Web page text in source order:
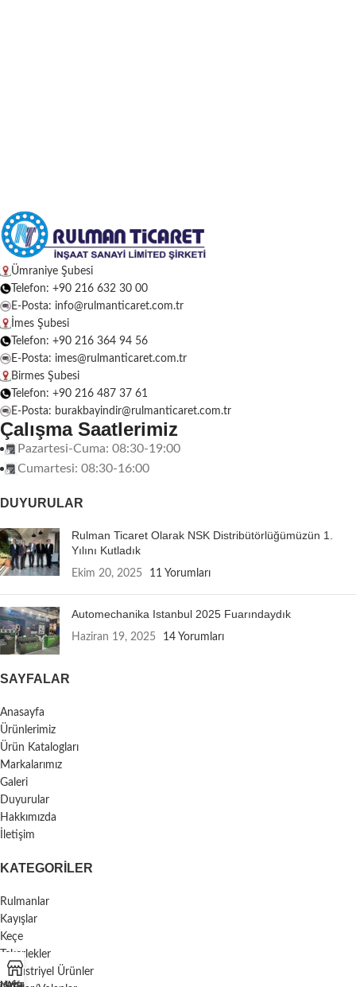
Ümraniye Şubesi
Telefon: +90 216 632 30 00
E-Posta: info@rulmanticaret.com.tr
İmes Şubesi
Telefon: +90 216 364 94 56
E-Posta: imes@rulmanticaret.com.tr
Birmes Şubesi
Telefon: +90 216 487 37 61
E-Posta: burakbayindir@rulmanticaret.com.tr
Çalışma Saatlerimiz
Pazartesi-Cuma: 08:30-19:00
Cumartesi: 08:30-16:00
DUYURULAR
Rulman Ticaret Olarak NSK Distribütörlüğümüzün 1.
Yılını Kutladık
Ekim 20, 2025 11 Yorumları
Automechanika Istanbul 2025 Fuarındaydık
Haziran 19, 2025 14 Yorumları
SAYFALAR
Anasayfa
Ürünlerimiz
Ürün Katalogları
Markalarımız
Galeri
Duyurular
Hakkımızda
İletişim
KATEGORILER
Rulmanlar
Kayışlar
Keçe
Tekerlekler
Endüstriyel Ürünler
Mağaza
Whatsapp